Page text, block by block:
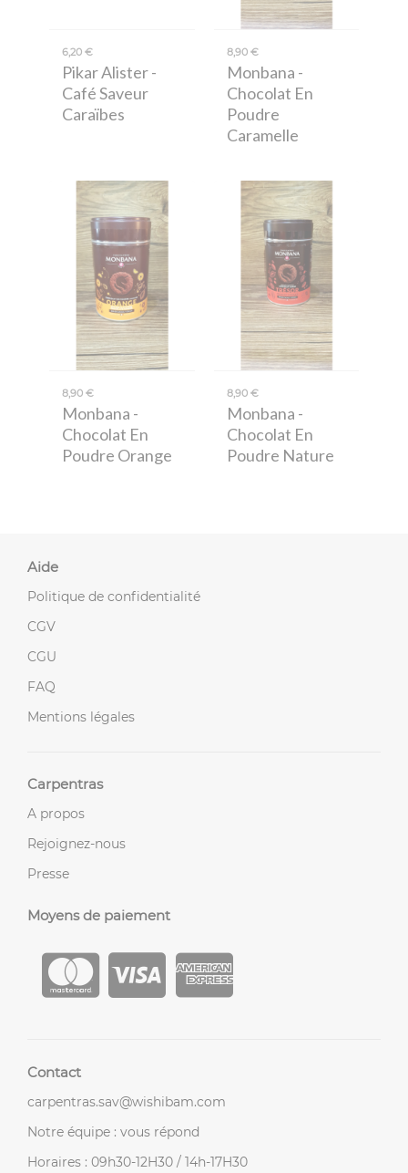
6,20 €
Pikar Alister-
Café Saveur
Caraïbes
8,90 €
Monbana -
Chocolat En
Poudre
Caramelle
8,90 €
Monbana -
Chocolat En
Poudre Orange
8,90 €
Monbana -
Chocolat En
Poudre Nature
Aide
Politique de confidentialité
CGV
CGU
FAQ
Mentions légales
Carpentras
A propos
Rejoignez-nous
Presse
Moyens de paiement
Contact
carpentras.sav@wishibam.com
Notre équipe : vous répond
Horaires : 09h30-12H30 / 14h-17H30